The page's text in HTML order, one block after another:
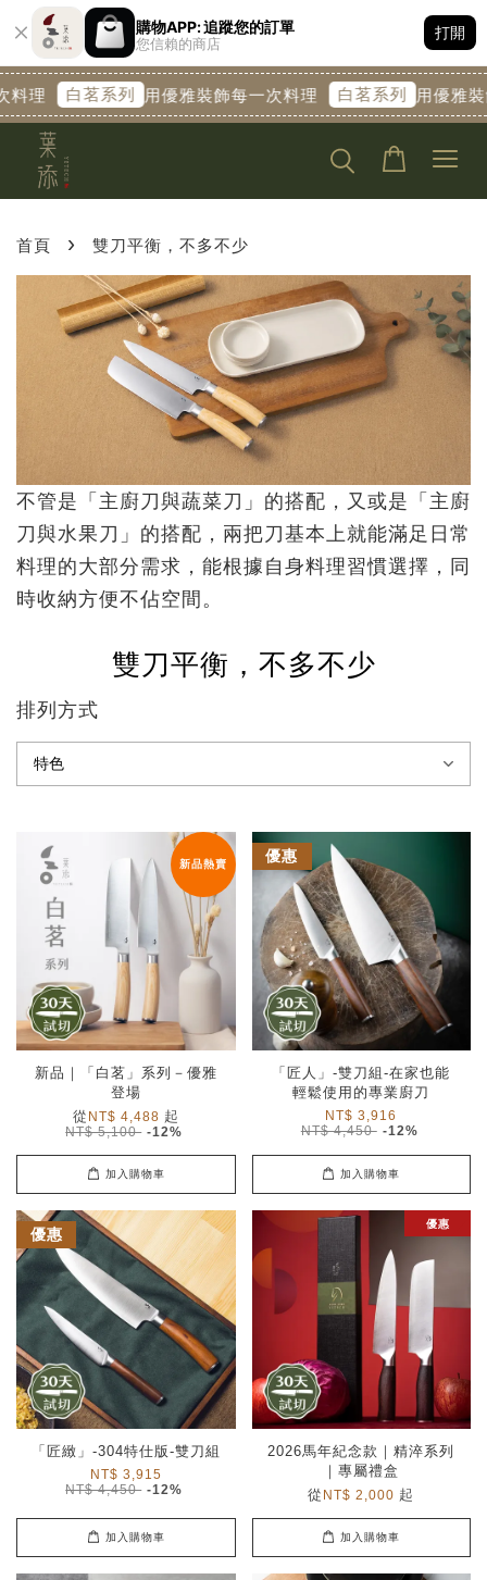
購物APP: 追蹤您的訂單
您信賴的商店
打開
理 白茗系列 用優雅裝飾每一次料理 白茗系列 用優雅裝
首頁 › 雙刀平衡，不多不少
不管是「主廚刀與蔬菜刀」的搭配，又或是「主廚
刀與水果刀」的搭配，兩把刀基本上就能滿足日常
料理的大部分需求，能根據自身料理習慣選擇，同
時收納方便不佔空間。
雙刀平衡，不多不少
排列方式
新品熱賣
新品｜「白茗」系列－優雅
登場
從 NT$ 4,488 起
NT$ 5,100 -12%
加入購物車
優惠
「匠人」-雙刀組-在家也能
輕鬆使用的專業廚刀
NT$ 3,916
NT$ 4,450 -12%
加入購物車
優惠
「匠緻」-304特仕版-雙刀組
NT$ 3,915
NT$ 4,450 -12%
加入購物車
優惠
2026馬年紀念款｜精淬系列
｜專屬禮盒
從 NT$ 2,000 起
加入購物車